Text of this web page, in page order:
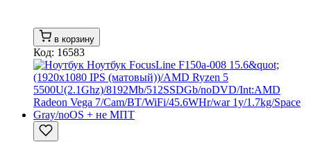
в корзину
Код: 16583